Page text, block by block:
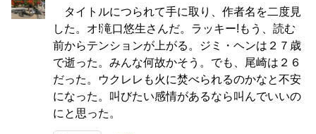
タイトルにつられて手に取り、作者名を二度見
した。オ!滝口悠生さんだ。ラッキー!もう、読む
前からテンションが上がる。ジミ・ヘンは２７歳
で逝った。みんな何故かそう。でも、尾崎は２６
だった。ウクレレも火に焚べられるのかなと不安
になった。叫びたい感情があるなら叫んでいいの
にと思った。